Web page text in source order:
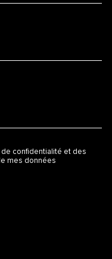
confidentialité et des
mes données